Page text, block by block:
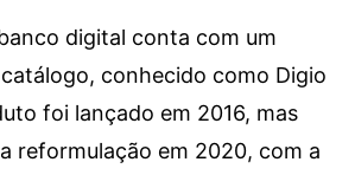
digital conta com um
conhecido como Digio
foi lançado em 2016, mas
reformulação em 2020, com a